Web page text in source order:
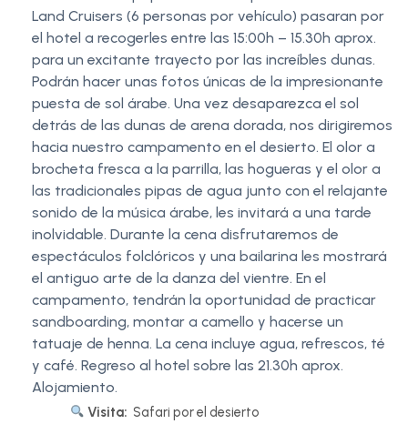
Land Cruisers (6 personas por vehículo) pasaran por
el hotel a recogerles entre las 15:00h – 15.30h aprox.
para un excitante trayecto por las increíbles dunas.
Podrán hacer unas fotos únicas de la impresionante
puesta de sol árabe. Una vez desaparezca el sol
detrás de las dunas de arena dorada, nos dirigiremos
hacia nuestro campamento en el desierto. El olor a
brocheta fresca a la parrilla, las hogueras y el olor a
las tradicionales pipas de agua junto con el relajante
sonido de la música árabe, les invitará a una tarde
inolvidable. Durante la cena disfrutaremos de
espectáculos folclóricos y una bailarina les mostrará
el antiguo arte de la danza del vientre. En el
campamento, tendrán la oportunidad de practicar
sandboarding, montar a camello y hacerse un
tatuaje de henna. La cena incluye agua, refrescos, té
y café. Regreso al hotel sobre las 21.30h aprox.
Alojamiento.
Visita: Safari por el desierto